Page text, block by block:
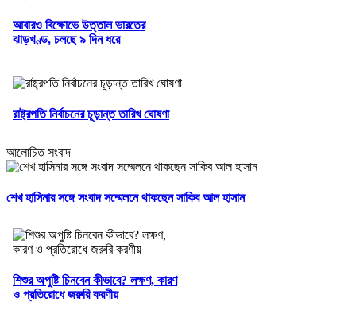
আবারও বিক্ষোভে উত্তাল ভারতের
ঝাড়খণ্ড, চলছে ৯ দিন ধরে
রাষ্ট্রপতি নির্বাচনের চূড়ান্ত তারিখ ঘোষণা
আলোচিত সংবাদ
শেখ হাসিনার সঙ্গে সংবাদ সম্মেলনে থাকছেন সাকিব আল হাসান
শিশুর অপুষ্টি চিনবেন কীভাবে? লক্ষণ, কারণ
ও প্রতিরোধে জরুরি করণীয়